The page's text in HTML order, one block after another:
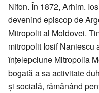
Nifon. În 1872, Arhim.
devenind episcop de
Mitropolit al Moldovei.
mitropolit Iosif Naniescu
înțelepciune Mitropolia
bogată a sa activitate
și socială, rămânând